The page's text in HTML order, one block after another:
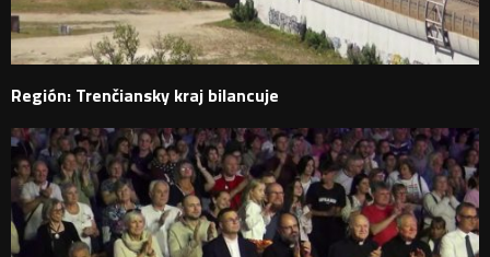
Región: Trenčiansky kraj bilancuje